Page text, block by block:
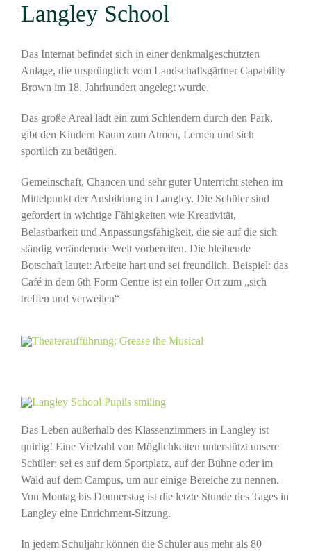
Langley School
Das Internat befindet sich in einer denkmalgeschützten
Anlage, die ursprünglich vom Landschaftsgärtner Capability
Brown im 18. Jahrhundert angelegt wurde.
Das große Areal lädt ein zum Schlendern durch den Park,
gibt den Kindern Raum zum Atmen, Lernen und sich
sportlich zu betätigen.
Gemeinschaft, Chancen und sehr guter Unterricht stehen im
Mittelpunkt der Ausbildung in Langley. Die Schüler sind
gefordert in wichtige Fähigkeiten wie Kreativität,
Belastbarkeit und Anpassungsfähigkeit, die sie auf die sich
ständig verändernde Welt vorbereiten. Die bleibende
Botschaft lautet: Arbeite hart und sei freundlich. Beispiel: das
Café in dem 6th Form Centre ist ein toller Ort zum „sich
treffen und verweilen“
Das Leben außerhalb des Klassenzimmers in Langley ist
quirlig! Eine Vielzahl von Möglichkeiten unterstützt unsere
Schüler: sei es auf dem Sportplatz, auf der Bühne oder im
Wald auf dem Campus, um nur einige Bereiche zu nennen.
Von Montag bis Donnerstag ist die letzte Stunde des Tages in
Langley eine Enrichment-Sitzung.
In jedem Schuljahr können die Schüler aus mehr als 80